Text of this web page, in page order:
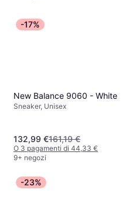
-17%
New Balance 9060 - White
Sneaker, Unisex
132,99 €161,19 €
O 3 pagamenti di 44,33 €
9+ negozi
-23%